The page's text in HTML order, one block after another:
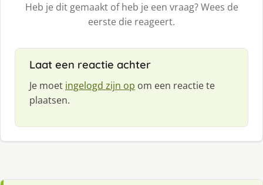
Heb je dit gemaakt of heb je een vraag? Wees de
eerste die reageert.
Laat een reactie achter
Je moet ingelogd zijn op om een reactie te
plaatsen.